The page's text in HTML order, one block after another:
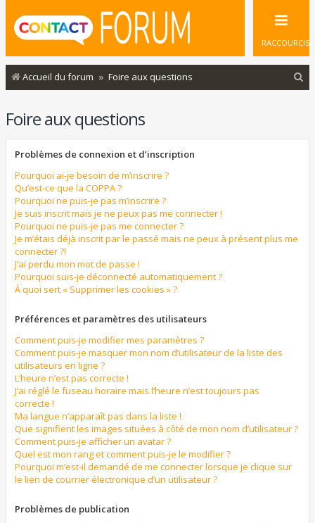
RACCOURCIS
Accueil du forum Foire aux questions
Foire aux questions
Problèmes de connexion et d’inscription
Pourquoi ai-je besoin de m’inscrire ?
Qu’est-ce que la COPPA ?
Pourquoi ne puis-je pas m’inscrire ?
Je suis inscrit mais je ne peux pas me connecter !
Pourquoi ne puis-je pas me connecter ?
Je m’étais déjà inscrit par le passé mais ne peux à présent plus me
connecter ?!
J’ai perdu mon mot de passe !
Pourquoi suis-je déconnecté automatiquement ?
À quoi sert « Supprimer les cookies » ?
Préférences et paramètres des utilisateurs
Comment puis-je modifier mes paramètres ?
Comment puis-je masquer mon nom d’utilisateur de la liste des
utilisateurs en ligne ?
L’heure n’est pas correcte !
J’ai réglé le fuseau horaire mais l’heure n’est toujours pas
correcte !
Ma langue n’apparaît pas dans la liste !
Que signifient les images situées à côté de mon nom d’utilisateur ?
Comment puis-je afficher un avatar ?
Quel est mon rang et comment puis-je le modifier ?
Pourquoi m’est-il demandé de me connecter lorsque je clique sur
le lien de courrier électronique d’un utilisateur ?
Problèmes de publication